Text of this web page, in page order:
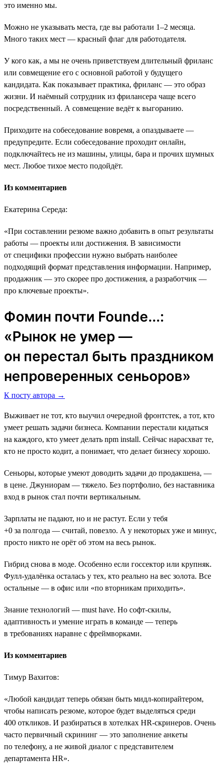
это именно мы.
Можно не указывать места, где вы работали 1–2 месяца.
Много таких мест ― красный флаг для работодателя.
У кого как, а мы не очень приветствуем длительный фриланс
или совмещение его с основной работой у будущего
кандидата. Как показывает практика, фриланс ― это образ
жизни. И наёмный сотрудник из фрилансера чаще всего
посредственный. А совмещение ведёт к выгоранию.
Приходите на собеседование вовремя, а опаздываете ―
предупредите. Если собеседование проходит онлайн,
подключайтесь не из машины, улицы, бара и прочих шумных
мест. Любое тихое место подойдёт.
Из комментариев
Екатерина Середа:
«При составлении резюме важно добавить в опыт результаты
работы ― проекты или достижения. В зависимости
от специфики профессии нужно выбрать наиболее
подходящий формат представления информации. Например,
продажник ― это скорее про достижения, а разработчик ―
про ключевые проекты».
Фомин почти Founde...:
«Рынок не умер ―
он перестал быть праздником
непроверенных сеньоров»
К посту автора →
Выживает не тот, кто выучил очередной фронтстек, а тот, кто
умеет решать задачи бизнеса. Компании перестали кидаться
на каждого, кто умеет делать npm install. Сейчас нарасхват те,
кто не просто кодит, а понимает, что делает бизнесу хорошо.
Сеньоры, которые умеют доводить задачи до продакшена, —
в цене. Джуниорам — тяжело. Без портфолио, без наставника
вход в рынок стал почти вертикальным.
Зарплаты не падают, но и не растут. Если у тебя
+0 за полгода — считай, повезло. А у некоторых уже и минус,
просто никто не орёт об этом на весь рынок.
Гибрид снова в моде. Особенно если госсектор или крупняк.
Фулл-удалёнка осталась у тех, кто реально на вес золота. Все
остальные — в офис или «по вторникам приходить».
Знание технологий — must have. Но софт-скилы,
адаптивность и умение играть в команде — теперь
в требованиях наравне с фреймворками.
Из комментариев
Тимур Вахитов:
«Любой кандидат теперь обязан быть мидл-копирайтером,
чтобы написать резюме, которое будет выделяться среди
400 откликов. И разбираться в хотелках HR-скринеров. Очень
часто первичный скрининг ― это заполнение анкеты
по телефону, а не живой диалог с представителем
департамента HR».